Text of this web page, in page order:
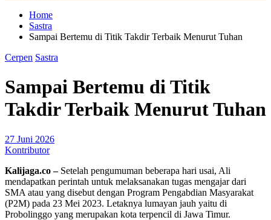
Home
Sastra
Sampai Bertemu di Titik Takdir Terbaik Menurut Tuhan
Cerpen Sastra
Sampai Bertemu di Titik
Takdir Terbaik Menurut Tuhan
27 Juni 2026
Kontributor
Kalijaga.co – Setelah pengumuman beberapa hari usai, Ali
mendapatkan perintah untuk melaksanakan tugas mengajar dari
SMA atau yang disebut dengan Program Pengabdian Masyarakat
(P2M) pada 23 Mei 2023. Letaknya lumayan jauh yaitu di
Probolinggo yang merupakan kota terpencil di Jawa Timur.